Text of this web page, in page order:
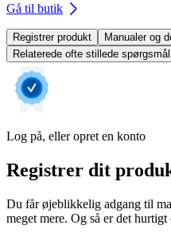
Gå til butik
Registrer produkt
Manualer og
Relaterede ofte stillede spørgsmål
Log på, eller opret en konto
Registrer dit
Du får øjeblikkelig adgang til
meget mere. Og så er det hurtigt